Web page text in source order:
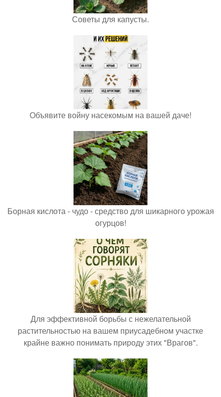
Советы для капусты.
Объявите войну насекомым на вашей даче!
Борная кислота - чудо - средство для шикарного урожая
огурцов!
Для эффективной борьбы с нежелательной
растительностью на вашем приусадебном участке
крайне важно понимать природу этих "Врагов".